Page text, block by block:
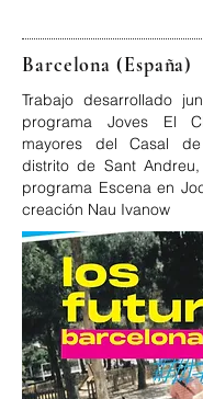
Barcelona (España)
Trabajo desarrollado
programa Joves El
mayores del Casal
distrito de Sant
programa Escena en
creación Nau Ivanow